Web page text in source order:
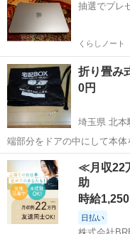
抽選でプレ
くらしノート
折り畳み
0円
埼玉県 北本
端部分をドアの中にして本体
す。ファスナーが付…
埼玉 北本市 北本駅
≪月収22
助
時給1,250
日払い